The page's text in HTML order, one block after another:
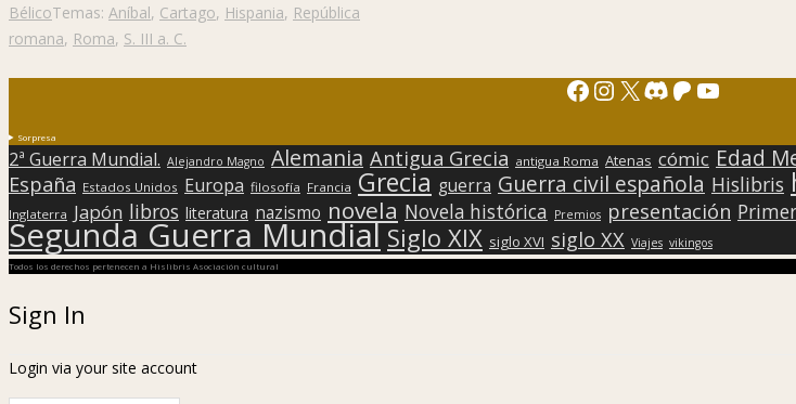
BélicoTemas: Aníbal, Cartago, Hispania, República
romana, Roma, S. III a. C.
Facebook
Instagram
X Discord
Patreon
Sorpresa
2ª Guerra Mundial. Alejandro Magno Alemania Antigua Grecia antigua Roma Atenas cómic Edad
España Estados Unidos Europa filosofía Francia Grecia guerra Guerra civil española Hislibris
Inglaterra Japón libros literatura nazismo novela Novela histórica Premios presentación
Segunda Guerra Mundial Siglo XIX siglo XVI siglo XX Viajes vikingos
Todos los derechos pertenecen a Hislibris Asociación cultural
Sign In
Login via your site account